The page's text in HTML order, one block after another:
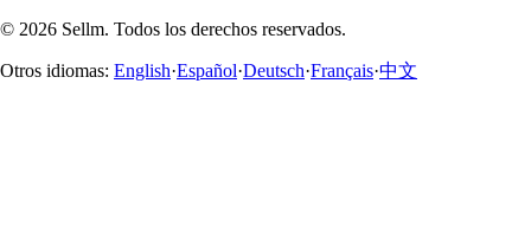
© 2026 Sellm. Todos los derechos reservados.
Otros idiomas: English·Español·Deutsch·Français·中文